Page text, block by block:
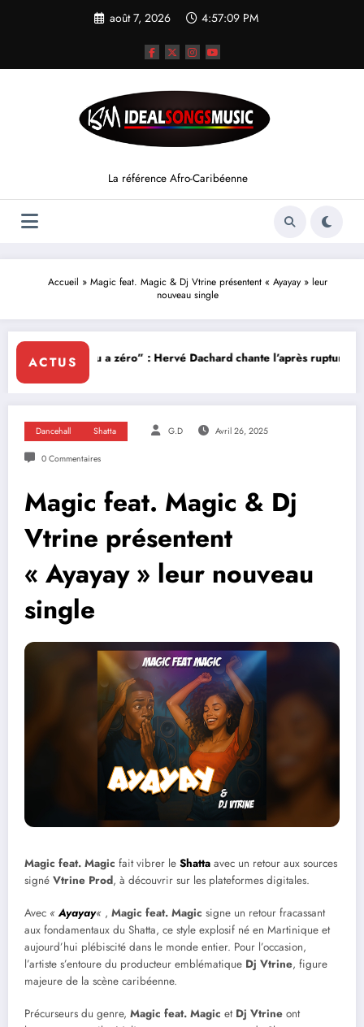
août 7, 2026 4:57:10 PM
La référence Afro-Caribéenne
Accueil » Magic feat. Magic & Dj Vtrine présentent « Ayayay » leur
nouveau single
ACTUS
“Lanmou a zéro” : Hervé Dachard chante l’après rupture
Dancehall Shatta G.D Avril 26, 2025
0 Commentaires
Magic feat. Magic & Dj
Vtrine présentent
« Ayayay » leur nouveau
single
Magic feat. Magic fait vibrer le Shatta avec un retour aux sources
signé Vtrine Prod, à découvrir sur les plateformes digitales.
Avec «Ayayay« , Magic feat. Magic signe un retour fracassant
aux fondamentaux du Shatta, ce style explosif né en Martinique et
aujourd’hui plébiscité dans le monde entier. Pour l’occasion,
l’artiste s’entoure du producteur emblématique Dj Vtrine, figure
majeure de la scène caribéenne.
Précurseurs du genre, Magic feat. Magic et Dj Vtrine ont